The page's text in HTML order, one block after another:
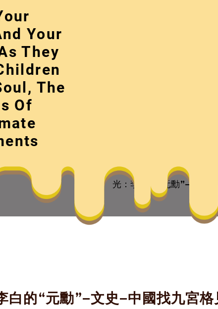
Your
They
The
Of
：李白的“元勳”–文
and your dreams, as they are the children of
光：李白的“元勳”–文史–
白的“元勳”–文史–中國找九宮